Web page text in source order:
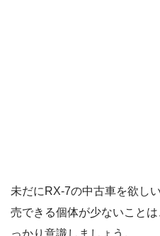
未だにRX-7の中古車を欲し
売できる個体が少ないこと
っかり意識しましょう。